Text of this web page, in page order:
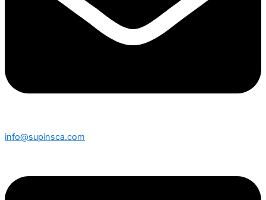
info@supinsca.com